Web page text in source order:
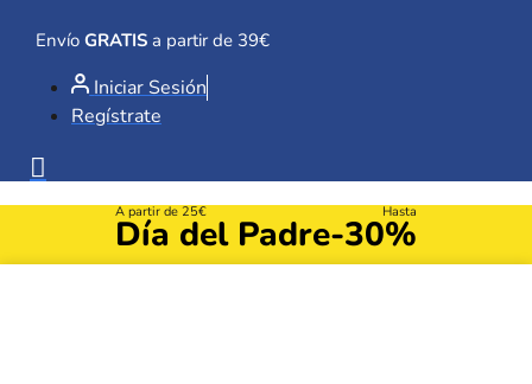
contenido
Envío GRATIS a partir de 39€
Iniciar Sesión
Regístrate
A partir de 25€
Día del Padre
Hasta
-30%